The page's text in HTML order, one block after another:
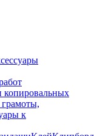
копировальных
к